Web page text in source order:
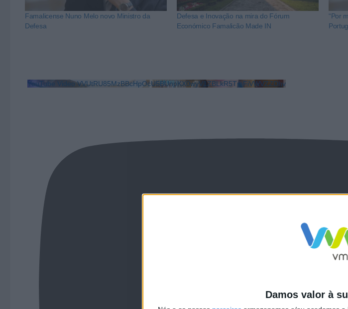
Damos valor à
Famalicense Nuno Melo novo Ministro da
Defesa
Defesa e Inovação na mira do Fórum
Económico Famalicão Made IN
“Por
YouTube Video VVUtRU85MzBBcHpOcU5BUnpKX0wyV1ZBLkR5TmFiVWVZZDhv